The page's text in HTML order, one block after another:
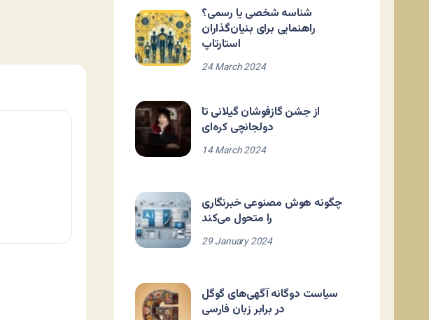
شناسه شخصی یا رسمی؟
راهنمایی برای بنیان‌گذاران
استارتاپ
24 March 2024
از جشن گازفوشان گیلانی تا
دولجانچی کره‌ای
14 March 2024
چگونه هوش مصنوعی خبرنگاری
را متحول می‌کند
29 January 2024
سیاست دوگانه آگهی‌های گوگل
در برابر زبان فارسی